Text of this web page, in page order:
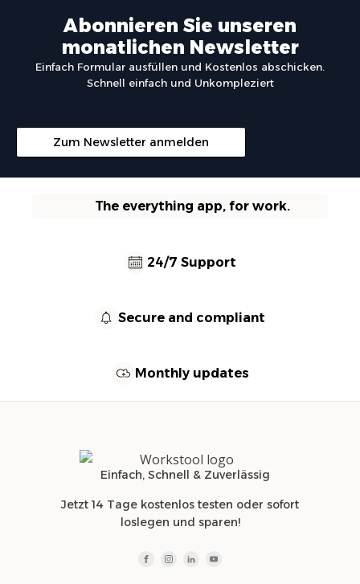
Abonnieren Sie unseren
monatlichen Newsletter
Einfach Formular ausfüllen und Kostenlos abschicken.
Schnell einfach und Unkompleziert
Zum Newsletter anmelden
The everything app, for work.
24/7 Support
Secure and compliant
Monthly updates
Einfach, Schnell & Zuverlässig
Jetzt 14 Tage kostenlos testen oder sofort
loslegen und sparen!